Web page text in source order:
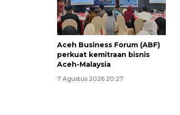
Aceh Business Forum (ABF)
perkuat kemitraan bisnis
Aceh-Malaysia
7 Agustus 2026 20:27